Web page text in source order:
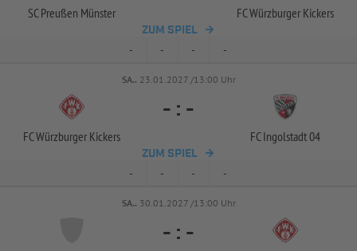
SC Preußen Münster FC Würzburger Kickers
ZUM SPIEL
- - - -
SA.. 23.01.2027 /13:00 Uhr
FC Würzburger Kickers
- : -
FC Ingolstadt 04
ZUM SPIEL
- - - -
SA.. 30.01.2027 /13:00 Uhr
- : -